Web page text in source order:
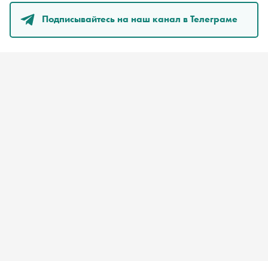
Подписывайтесь на наш канал в Телеграме